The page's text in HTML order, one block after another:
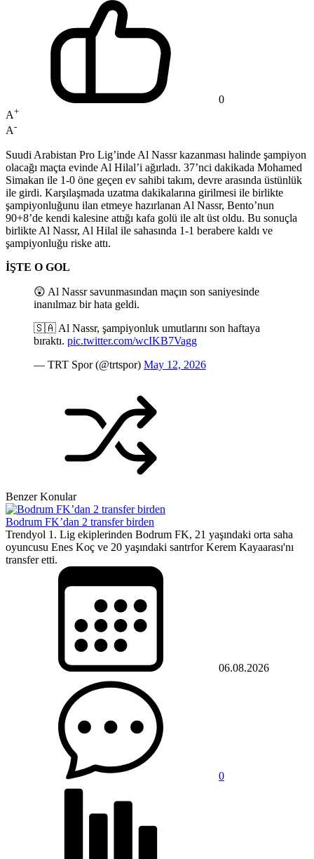
0
A+
A-
Suudi Arabistan Pro Lig’inde Al Nassr kazanması halinde şampiyon
olacağı maçta evinde Al Hilal’i ağırladı. 37’nci dakikada Mohamed
Simakan ile 1-0 öne geçen ev sahibi takım, devre arasında üstünlük
ile girdi. Karşılaşmada uzatma dakikalarına girilmesi ile birlikte
şampiyonluğunu ilan etmeye hazırlanan Al Nassr, Bento’nun
90+8’de kendi kalesine attığı kafa golü ile alt üst oldu. Bu sonuçla
birlikte Al Nassr, Al Hilal ile sahasında 1-1 berabere kaldı ve
şampiyonluğu riske attı.
İŞTE O GOL
😲 Al Nassr savunmasından maçın son saniyesinde
inanılmaz bir hata geldi.
🇸🇦 Al Nassr, şampiyonluk umutlarını son haftaya
bıraktı. pic.twitter.com/wcIKB7Vagg
— TRT Spor (@trtspor) May 12, 2026
Benzer Konular
Bodrum FK’dan 2 transfer birden
Trendyol 1. Lig ekiplerinden Bodrum FK, 21 yaşındaki orta saha
oyuncusu Enes Koç ve 20 yaşındaki santrfor Kerem Kayaarası'nı
transfer etti.
06.08.2026
0